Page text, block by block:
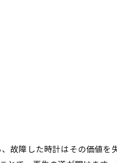
故障した時計はその価値を